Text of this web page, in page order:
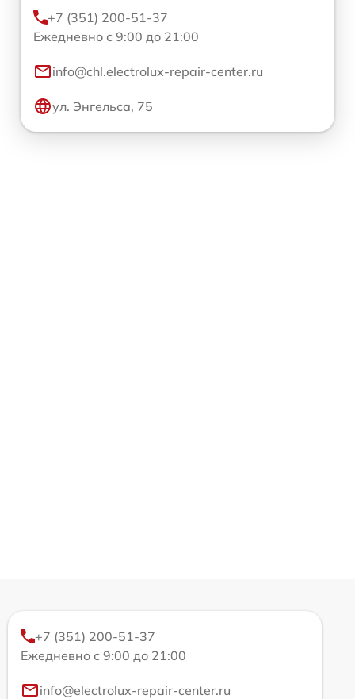
+7 (351) 200-51-37
Ежедневно с 9:00 до 21:00
info@chl.electrolux-repair-center.ru
ул. Энгельса, 75
+7 (351) 200-51-37
Ежедневно с 9:00 до 21:00
info@electrolux-repair-center.ru